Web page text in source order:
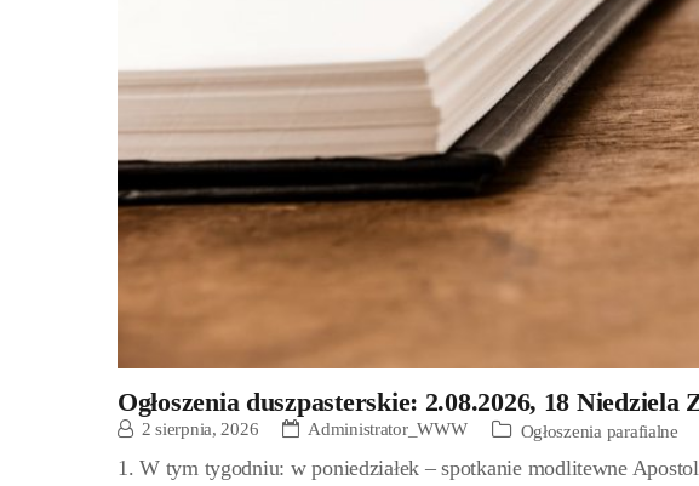
Ogłoszenia duszpasterskie: 2.08.2026, 18 Niedziela
2 sierpnia, 2026 Administrator_WWW Ogłoszenia parafialne
1. W tym tygodniu: w poniedziałek – spotkanie modlitewne